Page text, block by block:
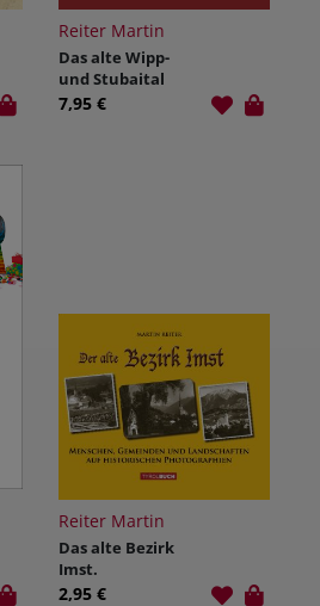
Reiter Martin
Das alte Wipp-
und Stubaital
7,95 €
Reiter Martin
Das alte Bezirk
Imst.
Menschen,
2,95 €